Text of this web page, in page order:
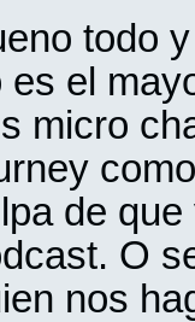
todo
es el
micro
de
O
nos